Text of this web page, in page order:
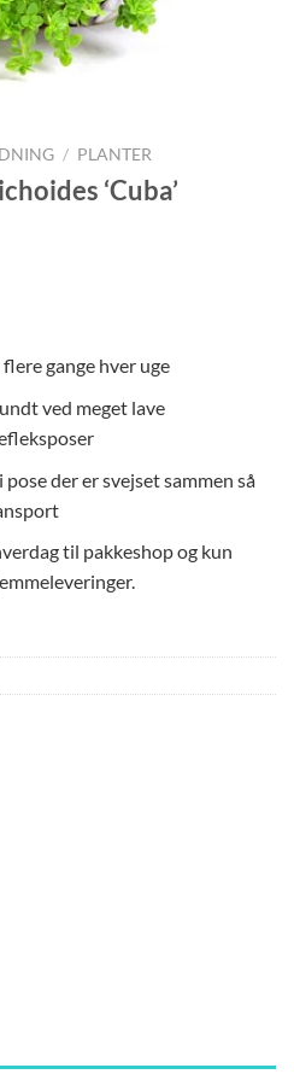
/ PLANTER
‘Cuba’
kr..
gange hver uge
ved meget lave
der er svejset sammen så
til pakkeshop og kun